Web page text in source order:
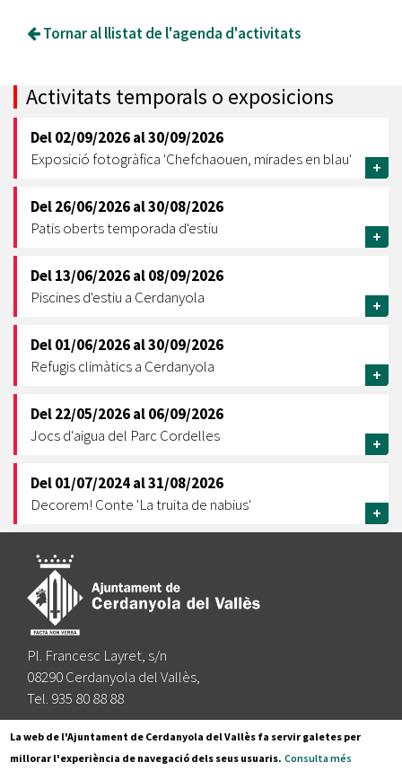
Tornar al llistat de l'agenda d'activitats
Activitats temporals o exposicions
Del02/09/2026al30/09/2026
Exposició fotogràfica 'Chefchaouen, mirades en blau'
+
Del26/06/2026al30/08/2026
Patis oberts temporada d'estiu
+
Del13/06/2026al08/09/2026
Piscines d'estiu a Cerdanyola
+
Del01/06/2026al30/09/2026
Refugis climàtics a Cerdanyola
+
Del22/05/2026al06/09/2026
Jocs d'aigua del Parc Cordelles
+
Del01/07/2024al31/08/2026
Decorem! Conte 'La truita de nabius'
+
Pl. Francesc Layret, s/n
08290 Cerdanyola del Vallès,
Tel. 935 80 88 88
Segueix-nos a:
La web de l'Ajuntament de Cerdanyola del Vallès fa servir galetes per
millorar l'experiència de navegació dels seus usuaris. Consulta més